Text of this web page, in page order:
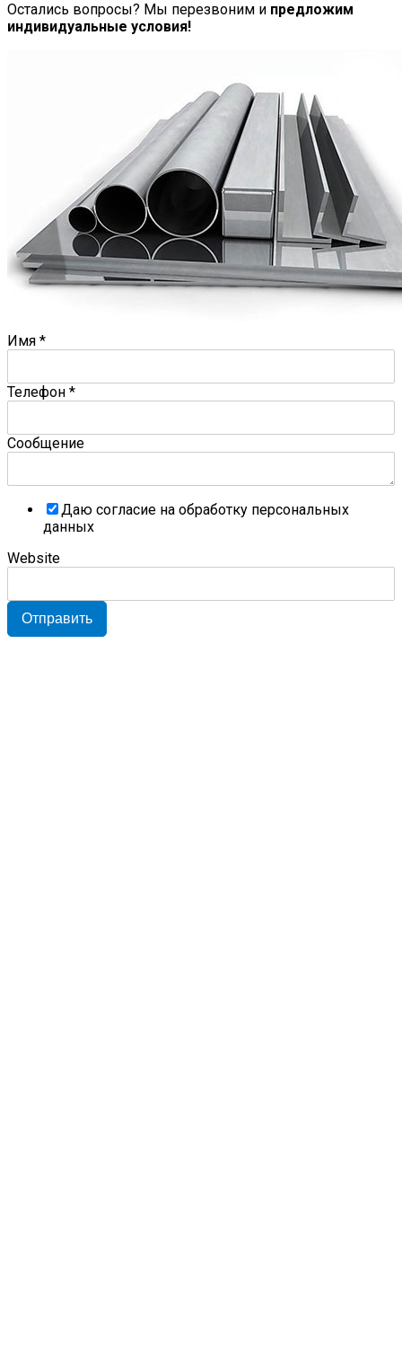
Остались вопросы? Мы перезвоним и предложим
индивидуальные условия!
Имя *
Телефон *
Сообщение
Даю согласие на обработку персональных
данных
Website
Отправить